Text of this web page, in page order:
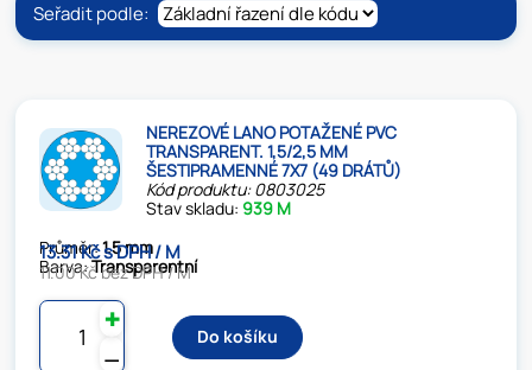
Seřadit podle:
NEREZOVÉ LANO POTAŽENÉ PVC
TRANSPARENT. 1,5/2,5 MM
ŠESTIPRAMENNÉ 7X7 (49 DRÁTŮ)
Kód produktu: 0803025
Stav skladu: 939 M
Průměr:1.5 mm
Barva:Transparentní
13.31 Kč s DPH / M
11.00 Kč bez DPH / M
⚊
✚
Do košíku